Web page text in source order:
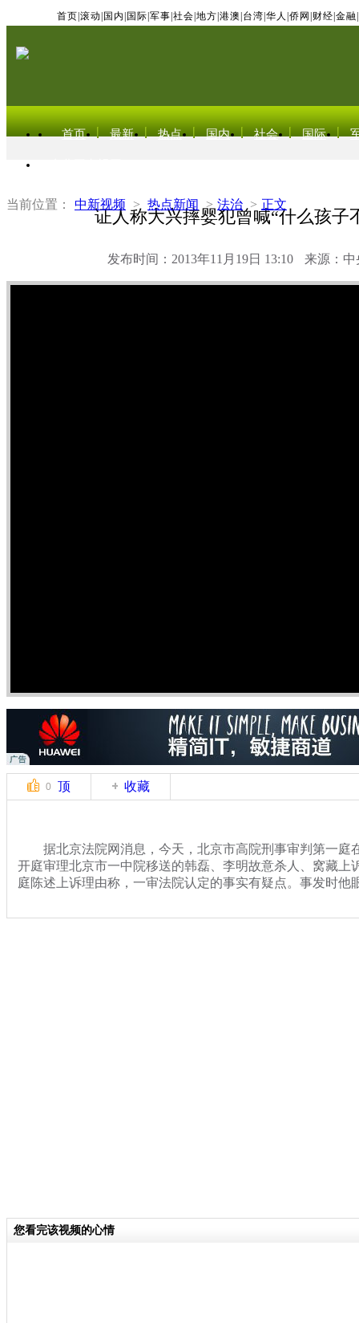
首页 滚动 国内 国际 军事 社会 地方 港澳 台湾 华人 侨网 财经 金融
首页 最新 热点 国内 社会 国际
当前位置： 中新视频 > 热点新闻 > 法治 > 正文
证人称大兴摔婴犯曾喊“什么孩子
发布时间：2013年11月19日 13:10 来源：中
0 顶 收藏
据北京法院网消息，今天，北京市高院刑事审判第一庭
开庭审理北京市一中院移送的韩磊、李明故意杀人、窝藏上
庭陈述上诉理由称，一审法院认定的事实有疑点。事发时他
您看完该视频的心情